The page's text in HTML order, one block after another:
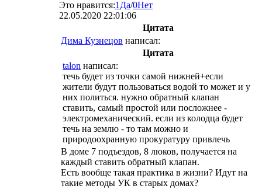
Это нравится:1 Да/0Нет
22.05.2020 22:01:06
Цитата
Дима Кузнецов написал:
Цитата
talon написал:
течь будет из точки самой нижней+если
жители будут пользоваться водой то может и у
них политься. нужно обратный клапан
ставить, самый простой или посложнее -
электромеханический. если из колодца будет
течь на землю - то там можно и
природоохранную прокуратуру привлечь
В доме 7 подъездов, 8 люков, получается на
каждый ставить обратный клапан.
Есть вообще такая практика в жизни? Идут на
такие методы УК в старых домах?